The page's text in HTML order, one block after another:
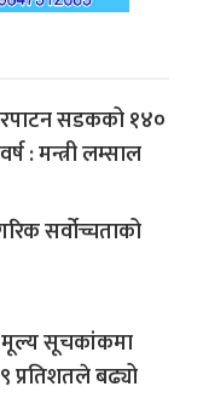
सडकको १४०
: मन्त्री लम्साल
सर्वोच्चताको
मूल्य सूचकांकमा
प्रतिशतले बढ्यो